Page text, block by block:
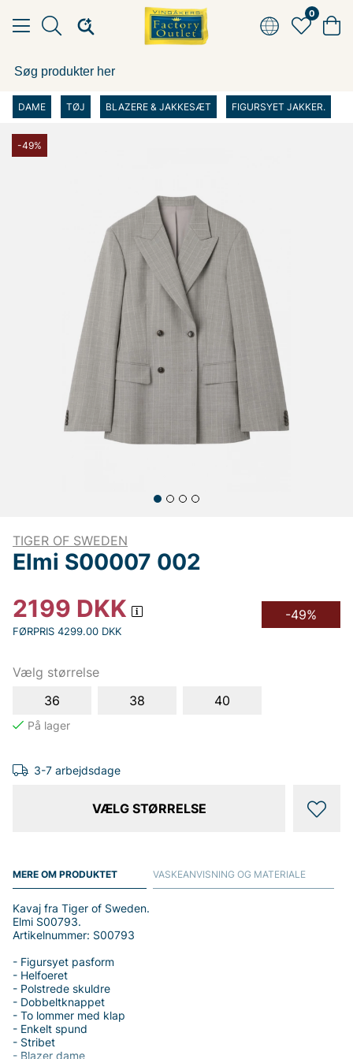
0
DAME TØJ BLAZERE & JAKKESÆT FIGURSYET JAKKER.
-49%
TIGER OF SWEDEN
Elmi S00007 002
2199 DKK
FØRPRIS 4299.00 DKK
-49%
Vælg størrelse
36
38 40
3-7 arbejdsdage
VÆLG STØRRELSE
MERE OM PRODUKTET
Kavaj fra Tiger of Sweden.
Elmi S00793.
Artikelnummer: S00793
- Figursyet pasform
- Helfoeret
- Polstrede skuldre
- Dobbeltknappet
- To lommer med klap
- Enkelt spund
- Stribet
- Blazer dame
VASKEANVISNING OG MATERIALE